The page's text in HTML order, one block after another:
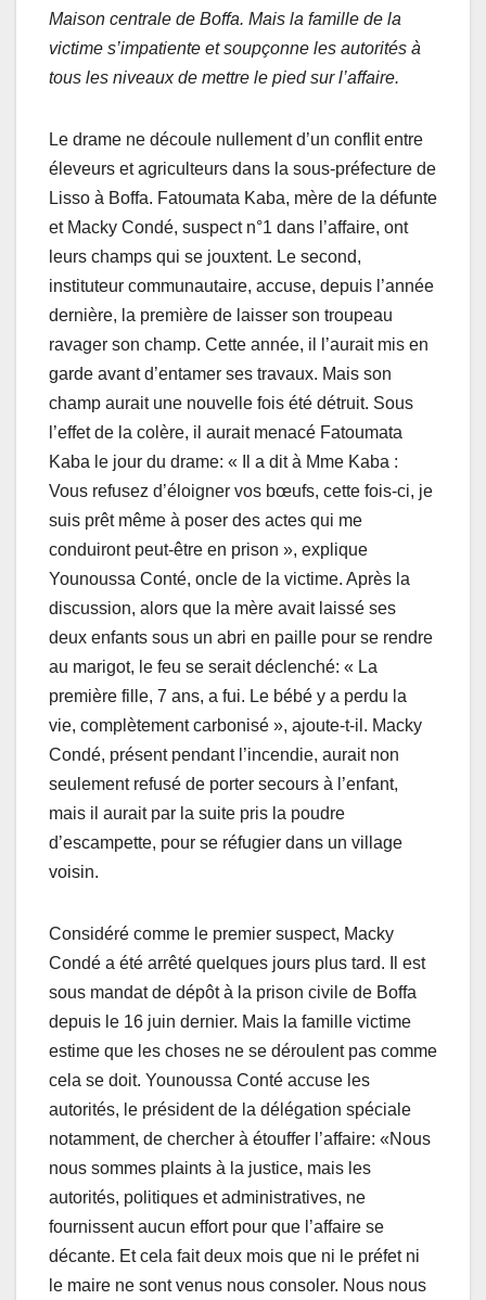
Maison centrale de Boffa. Mais la famille de la
victime s’impatiente et soupçonne les autorités à
tous les niveaux de mettre le pied sur l’affaire.
Le drame ne découle nullement d’un conflit entre
éleveurs et agriculteurs dans la sous-préfecture de
Lisso à Boffa. Fatoumata Kaba, mère de la défunte
et Macky Condé, suspect n°1 dans l’affaire, ont
leurs champs qui se jouxtent. Le second,
instituteur communautaire, accuse, depuis l’année
dernière, la première de laisser son troupeau
ravager son champ. Cette année, il l’aurait mis en
garde avant d’entamer ses travaux. Mais son
champ aurait une nouvelle fois été détruit. Sous
l’effet de la colère, il aurait menacé Fatoumata
Kaba le jour du drame: « Il a dit à Mme Kaba :
Vous refusez d’éloigner vos bœufs, cette fois-ci, je
suis prêt même à poser des actes qui me
conduiront peut-être en prison », explique
Younoussa Conté, oncle de la victime. Après la
discussion, alors que la mère avait laissé ses
deux enfants sous un abri en paille pour se rendre
au marigot, le feu se serait déclenché: « La
première fille, 7 ans, a fui. Le bébé y a perdu la
vie, complètement carbonisé », ajoute-t-il. Macky
Condé, présent pendant l’incendie, aurait non
seulement refusé de porter secours à l’enfant,
mais il aurait par la suite pris la poudre
d’escampette, pour se réfugier dans un village
voisin.
Considéré comme le premier suspect, Macky
Condé a été arrêté quelques jours plus tard. Il est
sous mandat de dépôt à la prison civile de Boffa
depuis le 16 juin dernier. Mais la famille victime
estime que les choses ne se déroulent pas comme
cela se doit. Younoussa Conté accuse les
autorités, le président de la délégation spéciale
notamment, de chercher à étouffer l’affaire: «Nous
nous sommes plaints à la justice, mais les
autorités, politiques et administratives, ne
fournissent aucun effort pour que l’affaire se
décante. Et cela fait deux mois que ni le préfet ni
le maire ne sont venus nous consoler. Nous nous